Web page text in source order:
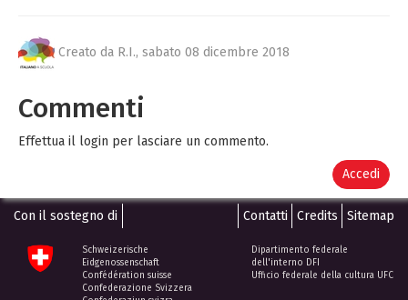
Creato da R.I., sabato 08 dicembre 2018
Commenti
Effettua il login per lasciare un commento.
Accedi
Con il sostegno di Contatti Credits Sitemap
Schweizerische
Eidgenossenschaft
Confédération suisse
Confederazione Svizzera
Dipartimento federale
dell'interno DFI
Ufficio federale della cultura UFC